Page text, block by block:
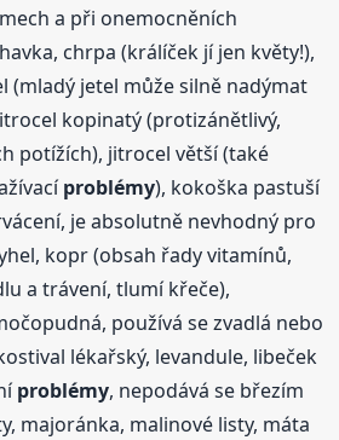
a při onemocněních
chrpa (králíček jí jen květy!),
(mladý jetel může silně nadýmat
kopinatý (protizánětlivý,
potížích), jitrocel větší (také
problémy), kokoška pastuší
je absolutně nevhodný pro
kopr (obsah řady vitamínů,
a trávení, tlumí křeče),
používá se zvadlá nebo
lékařský, levandule, libeček
problémy, nepodává se březím
majoránka, malinové listy, máta